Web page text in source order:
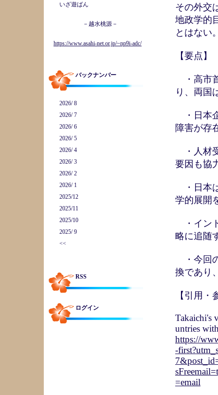
いざ遊ばん
－越水桃源－
https://www.asahi-net.or.jp/~np9i-adc/
バックナンバー
2026/ 8
2026/ 7
2026/ 6
2026/ 5
2026/ 4
2026/ 3
2026/ 2
2026/ 1
2025/12
2025/11
2025/10
2025/ 9
<<
RSS
ログイン
その外交
地政学的
とはない
【要点】
・高市
り、両国
・日本
障害が存
・人材
要因も協
・日本
学的展開
・イン
略に追随
・今回
換であり
【引用・
Takaichi's
untries
https://
-
=email